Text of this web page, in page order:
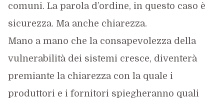
comuni. La parola d’ordine, in questo caso è
sicurezza. Ma anche chiarezza.
Mano a mano che la consapevolezza della
vulnerabilità dei sistemi cresce, diventerà
premiante la chiarezza con la quale i
produttori e i fornitori spiegheranno quali